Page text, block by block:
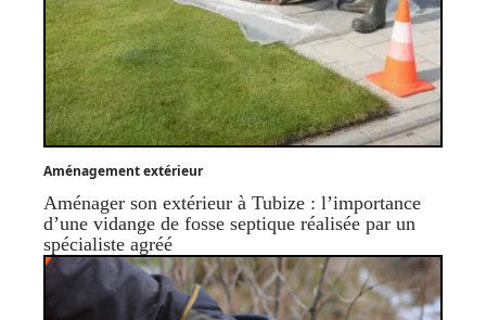
Aménagement extérieur
Aménager son extérieur à Tubize : l’importance
d’une vidange de fosse septique réalisée par un
spécialiste agréé